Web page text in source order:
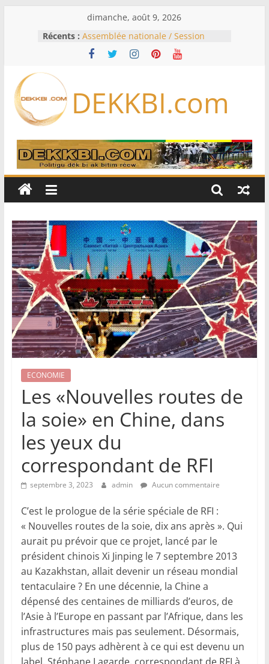
dimanche, août 9, 2026
Récents : Assemblée nationale / Session
extraordinaire: Six commissions
d’enquête à l’ordre du jour ce lundi
Bénin: Patrice Talon élu président
du Sénat, moins de trois mois
Pakistan et la Turquie signent un
accord de défense
RD Congo: Kinshasa interdit les
exportations de cuivre et de cobalt
production
DEKKBI.com
ECONOMIE
Les «Nouvelles routes de
la soie» en Chine, dans
les yeux du
correspondant de RFI
septembre 3, 2023 admin Aucun commentaire
C’est le prologue de la série spéciale de RFI :
« Nouvelles routes de la soie, dix ans après ». Qui
aurait pu prévoir que ce projet, lancé par le
président chinois Xi Jinping le 7 septembre 2013
au Kazakhstan, allait devenir un réseau mondial
tentaculaire ? En une décennie, la Chine a
dépensé des centaines de milliards d’euros, de
l’Asie à l’Europe en passant par l’Afrique, dans les
infrastructures mais pas seulement. Désormais,
plus de 150 pays adhèrent à ce qui est devenu un
label. Stéphane Lagarde, correspondant de RFI à